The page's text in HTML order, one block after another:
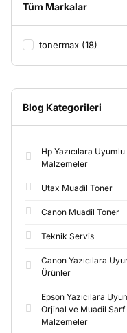
Tüm Markalar
tonermax (18)
Blog Kategorileri
Hp Yazıcılara
Malzemeler
Utax Muadil Toner
Canon Muadil Toner
Teknik Servis
Canon Yazıcılara
Ürünler
Epson Yazıcılara
Orjinal ve Muadil Sarf
Malzemeler